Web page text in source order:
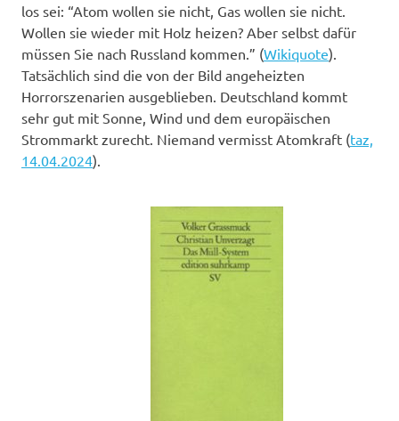
los sei: “Atom wollen sie nicht, Gas wollen sie nicht.
Wollen sie wieder mit Holz heizen? Aber selbst dafür
müssen Sie nach Russland kommen.” (Wikiquote).
Tatsächlich sind die von der Bild angeheizten
Horrorszenarien ausgeblieben. Deutschland kommt
sehr gut mit Sonne, Wind und dem europäischen
Strommarkt zurecht. Niemand vermisst Atomkraft (taz,
14.04.2024).